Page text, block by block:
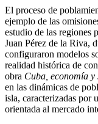
El proceso de
ejemplo de las
estudio de las regiones
Juan Pérez de la Riva,
configuraron modelos
realidad histórica de
obra Cuba, economía y
en las dinámicas de
isla, caracterizadas por
orientada al mercado